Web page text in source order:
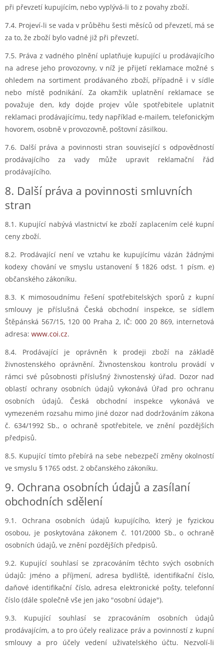
při převzetí kupujícím, nebo vyplývá-li to z povahy zboží.
7.4. Projeví-li se vada v průběhu šesti měsíců od převzetí, má se
za to, že zboží bylo vadné již při převzetí.
7.5. Práva z vadného plnění uplatňuje kupující u prodávajícího
na adrese jeho provozovny, v níž je přijetí reklamace možné s
ohledem na sortiment prodávaného zboží, případně i v sídle
nebo místě podnikání. Za okamžik uplatnění reklamace se
považuje den, kdy dojde projev vůle spotřebitele uplatnit
reklamaci prodávajícímu, tedy například e-mailem, telefonickým
hovorem, osobně v provozovně, poštovní zásilkou.
7.6. Další práva a povinnosti stran související s odpovědností
prodávajícího za vady může upravit reklamační řád
prodávajícího.
8. Další práva a povinnosti smluvních
stran
8.1. Kupující nabývá vlastnictví ke zboží zaplacením celé kupní
ceny zboží.
8.2. Prodávající není ve vztahu ke kupujícímu vázán žádnými
kodexy chování ve smyslu ustanovení § 1826 odst. 1 písm. e)
občanského zákoníku.
8.3. K mimosoudnímu řešení spotřebitelských sporů z kupní
smlouvy je příslušná Česká obchodní inspekce, se sídlem
Štěpánská 567/15, 120 00 Praha 2, IČ: 000 20 869, internetová
adresa: www.coi.cz.
8.4. Prodávající je
oprávněn k prodeji zboží na základě
živnostenského oprávnění. Živnostenskou kontrolu provádí v
rámci své působnosti příslušný živnostenský úřad. Dozor nad
oblastí ochrany osobních údajů vykonává Úřad pro ochranu
osobních údajů. Česká obchodní inspekce vykonává ve
vymezeném rozsahu mimo jiné dozor nad dodržováním zákona
č. 634/1992 Sb., o ochraně spotřebitele, ve znění pozdějších
předpisů.
8.5. Kupující tímto přebírá na sebe nebezpečí změny okolností
ve smyslu § 1765 odst. 2 občanského zákoníku.
9. Ochrana osobních údajů a zasílaní
obchodních sdělení
9.1. Ochrana osobních údajů kupujícího, který je fyzickou
osobou, je poskytována zákonem č. 101/2000 Sb., o ochraně
osobních údajů, ve znění pozdějších předpisů.
9.2. Kupující souhlasí se zpracováním těchto svých osobních
údajů: jméno a příjmení, adresa bydliště, identifikační číslo,
daňové identifikační číslo, adresa elektronické pošty, telefonní
číslo (dále společně vše jen jako "osobní údaje").
9.3. Kupující souhlasí se zpracováním osobních údajů
prodávajícím, a to pro účely realizace práv a povinností z kupní
smlouvy a pro účely vedení uživatelského účtu. Nezvolí-li